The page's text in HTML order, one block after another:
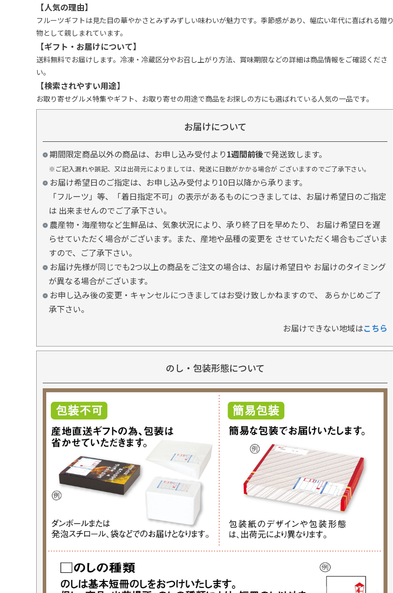
【人気の理由】
フルーツギフトは見た目の華やかさとみずみずしい味わいが魅力です。季節感があり、幅広い年代に喜ばれる贈り
物として親しまれています。
【ギフト・お届けについて】
送料無料でお届けします。冷凍・冷蔵区分やお召し上がり方法、賞味期限などの詳細は商品情報をご確認くださ
い。
【検索されやすい用途】
お取り寄せグルメ特集やギフト、お取り寄せの用途で商品をお探しの方にも選ばれている人気の一品です。
お届けについて
期間限定商品以外の商品は、お申し込み受付より1週間前後で発送致します。
※ご記入漏れや誤記、又は出荷元によりましては、発送に日数がかかる場合が ございますのでご了承下さい。
お届け希望日のご指定は、お申し込み受付より10日以降から承ります。
「フルーツ」等、「着日指定不可」の表示があるものにつきましては、お届け希望日のご指定
は 出来ませんのでご了承下さい。
農産物・海産物など生鮮品は、気象状況により、承り終了日を早めたり、 お届け希望日を遅
らせていただく場合がございます。また、産地や品種の変更を させていただく場合もございま
すので、ご了承下さい。
お届け先様が同じでも2つ以上の商品をご注文の場合は、お届け希望日や お届けのタイミング
が異なる場合がございます。
お申し込み後の変更・キャンセルにつきましてはお受け致しかねますので、 あらかじめご了
承下さい。
お届けできない地域はこちら
のし・包装形態について